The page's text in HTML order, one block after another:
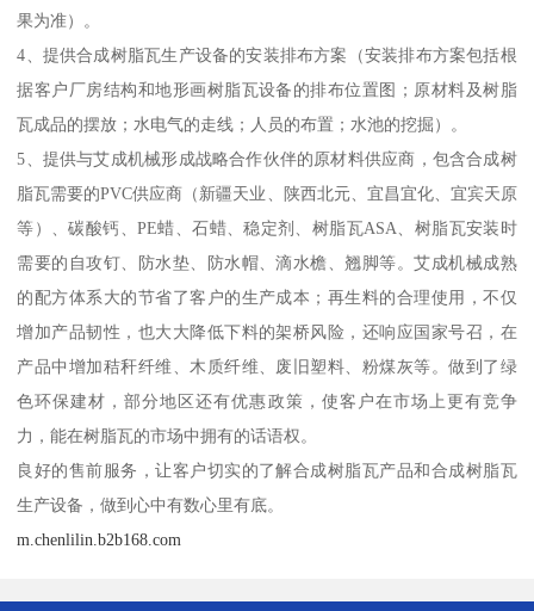
果为准）。
4、提供合成树脂瓦生产设备的安装排布方案（安装排布方案包括根
据客户厂房结构和地形画树脂瓦设备的排布位置图；原材料及树脂
瓦成品的摆放；水电气的走线；人员的布置；水池的挖掘）。
5、提供与艾成机械形成战略合作伙伴的原材料供应商，包含合成树
脂瓦需要的PVC供应商（新疆天业、陕西北元、宜昌宜化、宜宾天原
等）、碳酸钙、PE蜡、石蜡、稳定剂、树脂瓦ASA、树脂瓦安装时
需要的自攻钉、防水垫、防水帽、滴水檐、翘脚等。艾成机械成熟
的配方体系大的节省了客户的生产成本；再生料的合理使用，不仅
增加产品韧性，也大大降低下料的架桥风险，还响应国家号召，在
产品中增加秸秆纤维、木质纤维、废旧塑料、粉煤灰等。做到了绿
色环保建材，部分地区还有优惠政策，使客户在市场上更有竞争
力，能在树脂瓦的市场中拥有的话语权。
良好的售前服务，让客户切实的了解合成树脂瓦产品和合成树脂瓦
生产设备，做到心中有数心里有底。
m.chenlilin.b2b168.com